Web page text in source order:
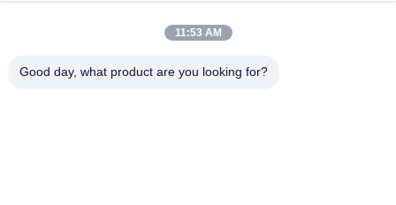
Προσαρμοσμένο βιώσιμο χονδρικό σκόνη ψεκασμένο PVC
επικαλυμμένο φράχτη αλυσίδας σύνδεσης φράχτη κυκλώνας
11:53 AM
Good day, what product are you looking for?